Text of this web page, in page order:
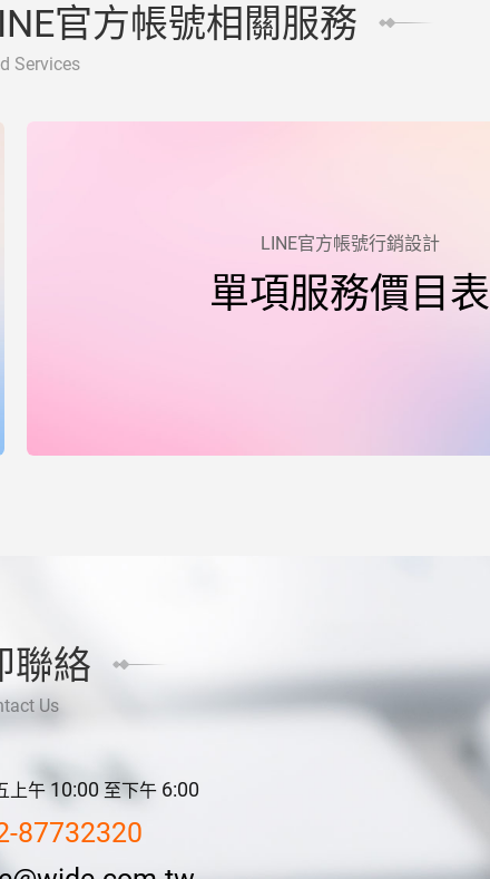
官方帳號相關服務
Services
LINE官方帳號行銷設計
單項服務價目表
聯絡
Us
上午 10:00 至下午 6:00
87732320